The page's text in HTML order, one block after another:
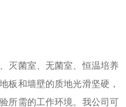
灭菌室、无菌室、恒温培养
板和墙壁的质地光滑坚硬，
所需的工作环境。我公司可